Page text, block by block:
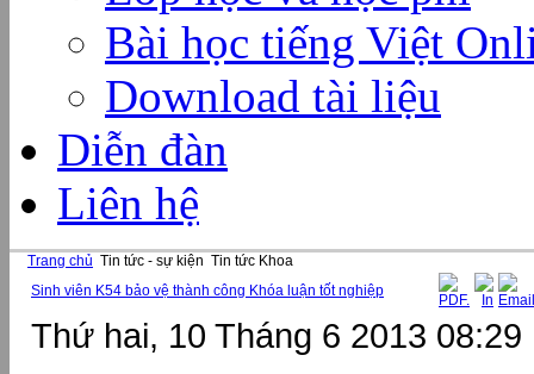
Bài học tiếng Việt
Download tài liệu
Diễn đàn
Liên hệ
Trang chủ Tin tức - sự kiện Tin tức Khoa
Sinh viên K54 bảo vệ thành công Khóa luận tốt nghiệp
Thứ hai, 10 Tháng 6 2013 08:29